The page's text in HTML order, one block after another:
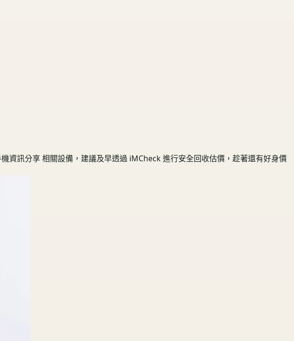
資訊分享 相關設備，建議及早透過 iMCheck 進行安全回收估價，趁著還有好身價